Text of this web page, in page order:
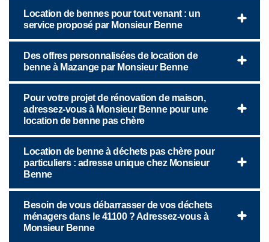
Location de bennes pour tout venant : un
service proposé par Monsieur Benne
Des offres personnalisées de location de
benne à Mazange par Monsieur Benne
Pour votre projet de rénovation de maison,
adressez-vous à Monsieur Benne pour une
location de benne pas chère
Location de benne à déchets pas chère pour
particuliers : adresse unique chez Monsieur
Benne
Besoin de vous débarrasser de vos déchets
ménagers dans le 41100 ? Adressez-vous à
Monsieur Benne